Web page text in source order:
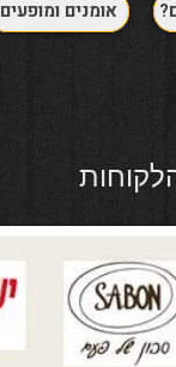
אומנים ומופעים